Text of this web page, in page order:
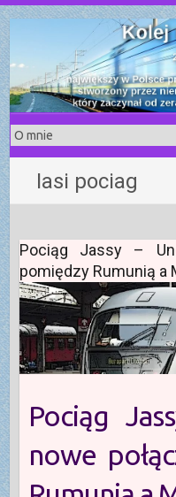
S
k
i
p
t
o
c
o
n
t
e
n
t
Iasi pociag
Pociąg Jassy –
pomiędzy Rumunią a
Pociąg
nowe